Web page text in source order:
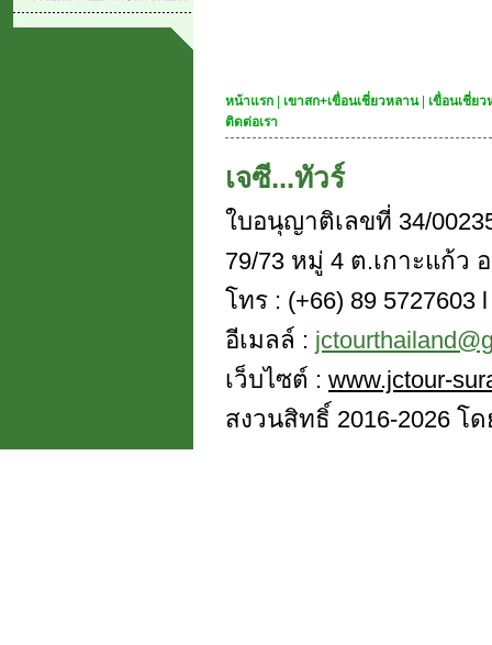
หน้าแรก เขาสก+เขื่อนเชี่ยวหลาน| เขื่อนเชี่ย
ติดต่อเรา
เจซี...ทัวร์
ใบอนุญาติเลขที่ 34/
79/73 หมู่ 4 ต.เกาะแก้ว
โทร : (+66) 89 5727603
อีเมลล์ :
เว็บไซต์ : www.jctour-
สงวนสิทธิ์ 2016-2026 โ